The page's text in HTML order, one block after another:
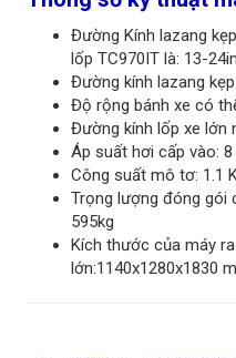
Đường Kính lazang
lốp TC970IT là: 13-
Đường kính lazang
Độ rộng bánh xe có
Đường kính lốp xe lớn
Áp suất hơi cấp vào:
Công suất mô tơ: 1.1
Trọng lượng đóng gói
595kg
Kích thước của máy
lớn:1140x1280x1830